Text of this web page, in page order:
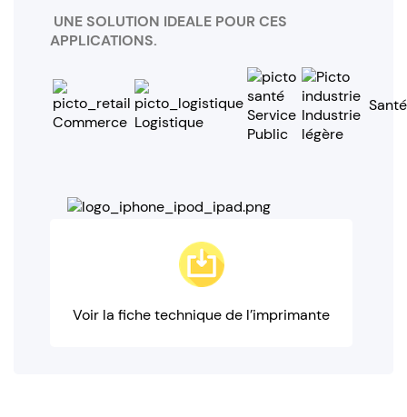
UNE SOLUTION IDEALE POUR CES
APPLICATIONS.
Commerce Logistique
Service
Public
Industrie
légère
Santé
Voir la fiche technique de l’imprimante